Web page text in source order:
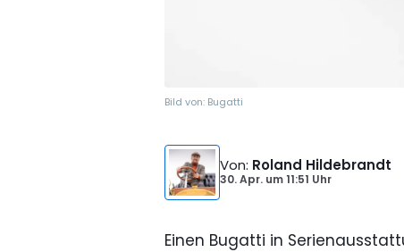
Bild von: Bugatti
Von: Roland Hildebrandt
30. Apr. um11:51 Uhr
Einen Bugatti in